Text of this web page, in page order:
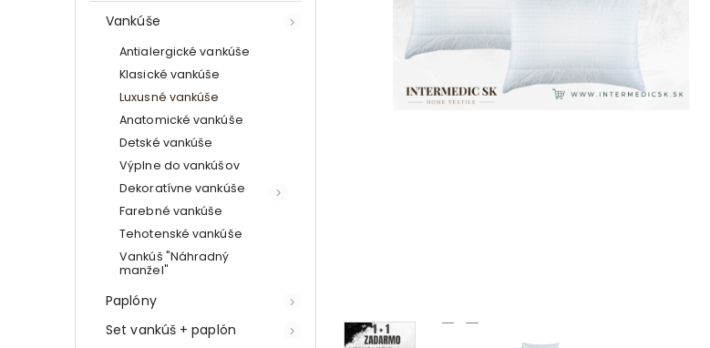
Vankúše
Antialergické vankúše
Klasické vankúše
Luxusné vankúše
Anatomické vankúše
Detské vankúše
Výplne do vankúšov
Dekoratívne vankúše
Farebné vankúše
Tehotenské vankúše
Vankúš "Náhradný
manžel"
Paplóny
Set vankúš + paplón